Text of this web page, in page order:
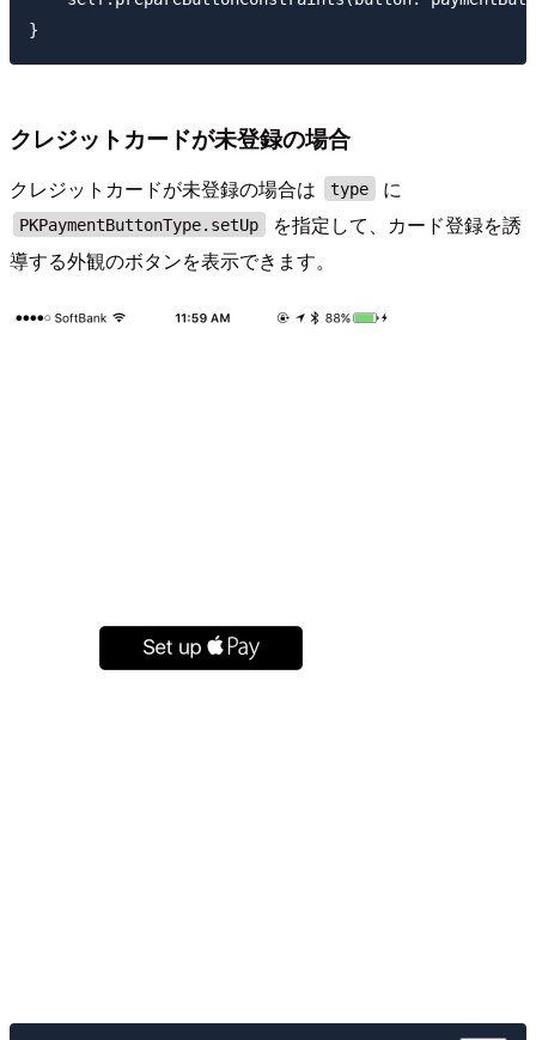
クレジットカードが未登録の場合
クレジットカードが未登録の場合は type に
PKPaymentButtonType.setUp
を指定して、カード登録を誘
導する外観のボタンを表示できます。